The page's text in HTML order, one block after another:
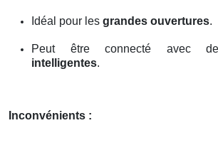
Idéal pour les grandes ouvertures.
Peut être connecté avec
intelligentes.
Inconvénients :